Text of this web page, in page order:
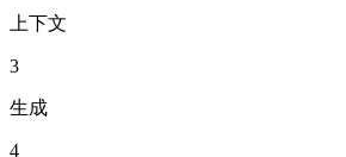
上下文
3
生成
4